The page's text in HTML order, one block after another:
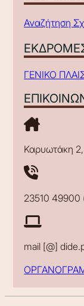
Αναζήτηση
ΓΕΝΙΚΟ
Καρυωτάκη 2,
23510 49900
mail [@]